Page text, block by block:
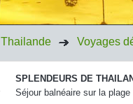
Thailande Voyages
SPLENDEURS DE
Séjour balnéaire sur la